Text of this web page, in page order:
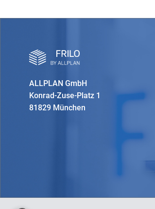
ALLPLAN GmbH
Konrad-Zuse-Platz 1
81829 München